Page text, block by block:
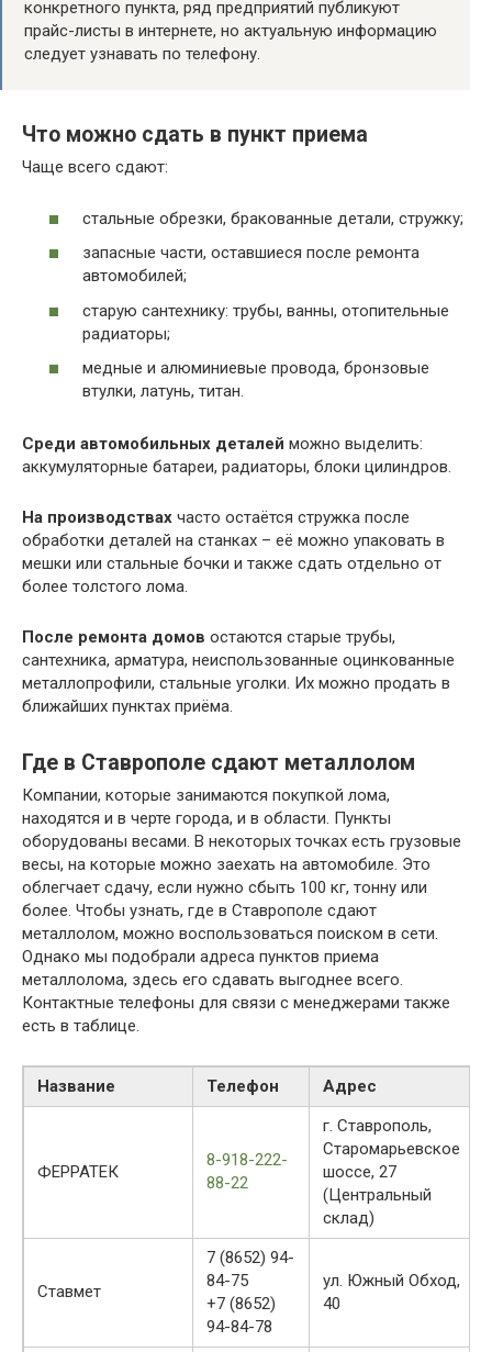
конкретного пункта, ряд предприятий публикуют
прайс-листы в интернете, но актуальную информацию
следует узнавать по телефону.
Что можно сдать в пункт приема
Чаще всего сдают:
стальные обрезки, бракованные детали, стружку;
запасные части, оставшиеся после ремонта
автомобилей;
старую сантехнику: трубы, ванны, отопительные
радиаторы;
медные и алюминиевые провода, бронзовые
втулки, латунь, титан.
Среди автомобильных деталей можно выделить:
аккумуляторные батареи, радиаторы, блоки цилиндров.
На производствах часто остаётся стружка после
обработки деталей на станках – её можно упаковать в
мешки или стальные бочки и также сдать отдельно от
более толстого лома.
После ремонта домов остаются старые трубы,
сантехника, арматура, неиспользованные оцинкованные
металлопрофили, стальные уголки. Их можно продать в
ближайших пунктах приёма.
Где в Ставрополе сдают металлолом
Компании, которые занимаются покупкой лома,
находятся и в черте города, и в области. Пункты
оборудованы весами. В некоторых точках есть грузовые
весы, на которые можно заехать на автомобиле. Это
облегчает сдачу, если нужно сбыть 100 кг, тонну или
более. Чтобы узнать, где в Ставрополе сдают
металлолом, можно воспользоваться поиском в сети.
Однако мы подобрали адреса пунктов приема
металлолома, здесь его сдавать выгоднее всего.
Контактные телефоны для связи с менеджерами также
есть в таблице.
Название Телефон Адрес
ФЕРРАТЕК
8-918-222-
88-22
г. Ставрополь,
Старомарьевское
шоссе, 27
(Центральный
склад)
Ставмет
7 (8652) 94-
84-75
+7 (8652)
94-84-78
ул. Южный Обход,
40